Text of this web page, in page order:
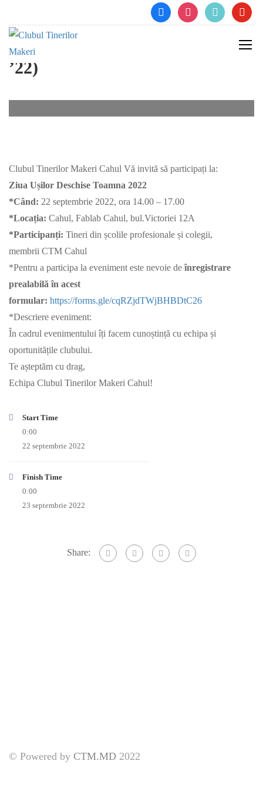
facebookinstagramtiktok youtube
Clubul Tinerilor Makeri Cahul
– Ziua Ușilor Deschise (Toamna
’22)
Clubul Tinerilor Makeri Cahul Vă invită să participați la:
Ziua Ușilor Deschise Toamna 2022
*Când: 22 septembrie 2022, ora 14.00 – 17.00
*Locația: Cahul, Fablab Cahul, bul.Victoriei 12A
*Participanți: Tineri din școlile profesionale și colegii,
membrii CTM Cahul
*Pentru a participa la eveniment este nevoie de înregistrare
prealabilă în acest
formular: https://forms.gle/cqRZjdTWjBHBDtC26
*Descriere eveniment:
În cadrul evenimentului îți facem cunoștință cu echipa și
oportunitățile clubului.
Te așteptăm cu drag,
Echipa Clubul Tinerilor Makeri Cahul!
Start Time
0:00
22 septembrie 2022
Finish Time
0:00
23 septembrie 2022
Share:
© Powered by CTM.MD 2022